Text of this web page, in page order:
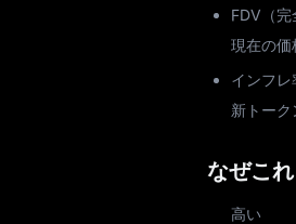
FDV（完
現在の価
インフレ
新トーク
なぜこ
高い